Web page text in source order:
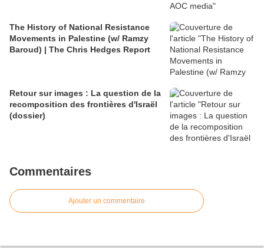
The History of National Resistance
Movements in Palestine (w/ Ramzy
Baroud) | The Chris Hedges Report
Retour sur images : La question de la
recomposition des frontières d'Israël
(dossier)
Commentaires
Ajouter un commentaire